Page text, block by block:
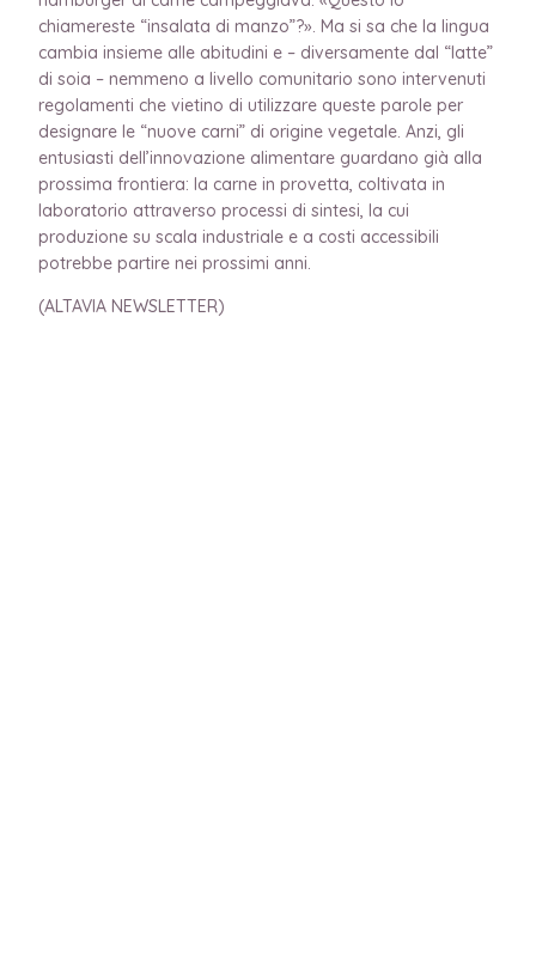
chiamereste “insalata di manzo”?». Ma si sa che la lingua
cambia insieme alle abitudini e – diversamente dal “latte”
di soia – nemmeno a livello comunitario sono intervenuti
regolamenti che vietino di utilizzare queste parole per
designare le “nuove carni” di origine vegetale. Anzi, gli
entusiasti dell’innovazione alimentare guardano già alla
prossima frontiera: la carne in provetta, coltivata in
laboratorio attraverso processi di sintesi, la cui
produzione su scala industriale e a costi accessibili
potrebbe partire nei prossimi anni.
(ALTAVIA NEWSLETTER)